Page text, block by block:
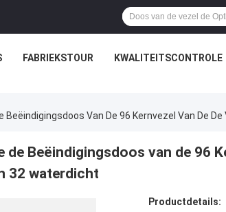
FABRIEKSTOUR KWALITEITSCONTROLE
Beëindigingsdoos Van De 96 Kernvezel Van De
de Beëindigingsdoos van de 96
32 waterdicht
Productdetails: